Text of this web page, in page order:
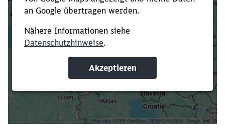
Verkürze die Ladezeit, indem du Suchbegriffe
oder Filter hinzufügst.
Suchbegriffe eingeben
Filter setzen